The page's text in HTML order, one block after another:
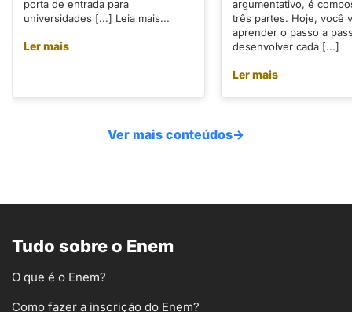
porta de entrada para
universidades [...] Leia mais...
Ler mais
argumentativo, é
três partes. Hoje, você
aprender o passo a
desenvolver cada [...]
Ler mais
Ver mais conteúdos→
Tudo sobre o Enem
O que é o Enem?
Como fazer a inscrição do Enem?